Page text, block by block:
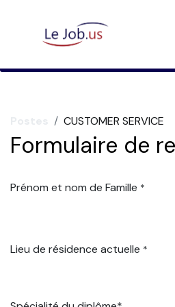
CUSTOMER SERVICE
Formulaire de
Prénom et nom de Famille *
Lieu de résidence actuelle *